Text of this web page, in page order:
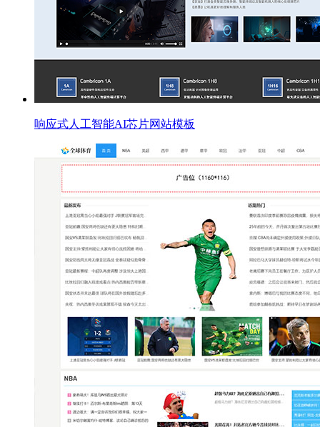
响应式人工智能AI芯片网站模板